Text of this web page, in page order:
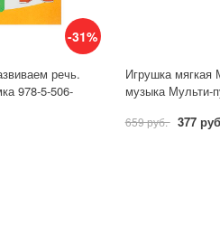
-31%
речь.
978-5-506-
Игрушка
музыка Мульти-
659 руб. 377